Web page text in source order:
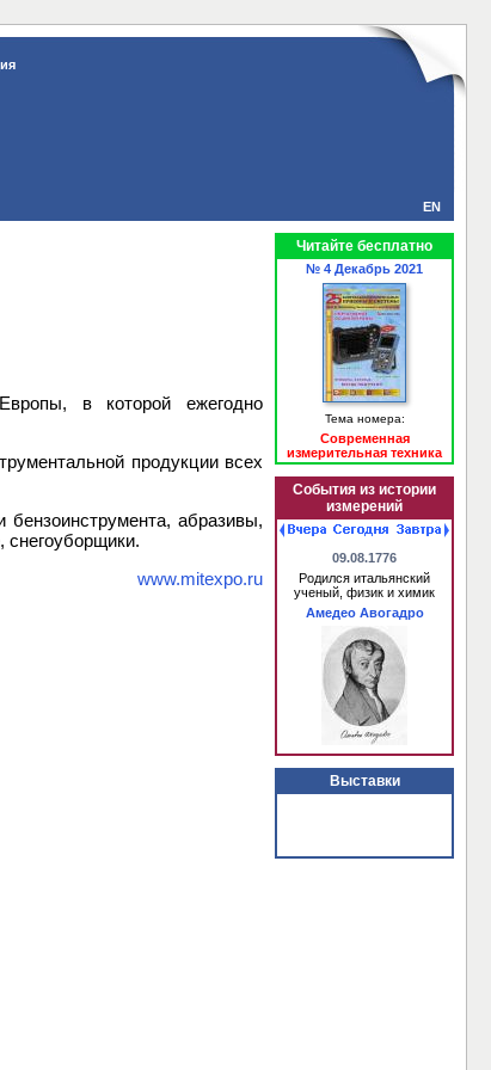
EN
в которой ежегодно
продукции всех
абразивы,
снегоуборщики.
www.mitexpo.ru
Читайте бесплатно
№ 4 Декабрь 2021
Тема номера:
Современная
измерительная техника
События из истории
измерений
09.08.1776
Родился итальянский
ученый, физик и химик
Амедео Авогадро
Выставки